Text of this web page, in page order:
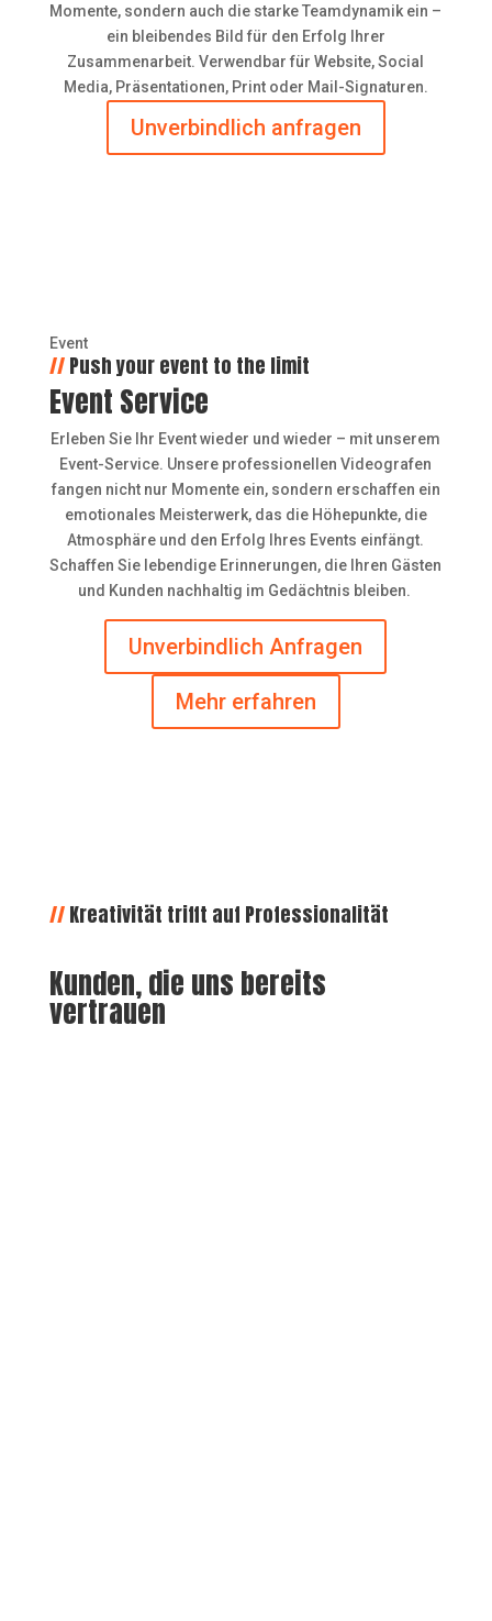
Momente, sondern auch die starke Teamdynamik ein –
ein bleibendes Bild für den Erfolg Ihrer
Zusammenarbeit. Verwendbar für Website, Social
Media, Präsentationen, Print oder Mail-Signaturen.
Unverbindlich anfragen
Event
//Push your event to the limit
Event Service
Erleben Sie Ihr Event wieder und wieder – mit unserem
Event-Service. Unsere professionellen Videografen
fangen nicht nur Momente ein, sondern erschaffen ein
emotionales Meisterwerk, das die Höhepunkte, die
Atmosphäre und den Erfolg Ihres Events einfängt.
Schaffen Sie lebendige Erinnerungen, die Ihren Gästen
und Kunden nachhaltig im Gedächtnis bleiben.
Unverbindlich Anfragen
Mehr erfahren
//Kreativität trifft auf Professionalität
Kunden, die uns bereits
vertrauen